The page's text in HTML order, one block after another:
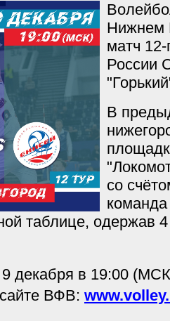
Нижнем
матч 12-
России
В
со
таблице, одержав
9 декабря в 19:00
ВФВ: